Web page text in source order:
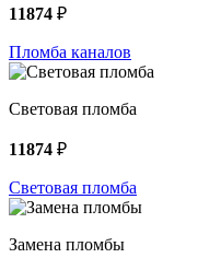
11874 ₽
Пломба каналов
Световая пломба
11874 ₽
Световая пломба
Замена пломбы